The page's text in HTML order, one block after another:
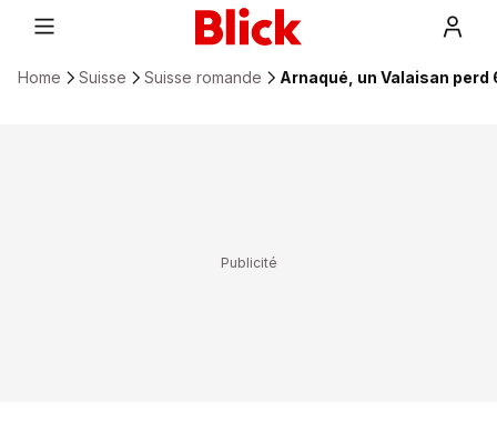
Home Suisse Suisse romande Arnaqué, un Valaisan